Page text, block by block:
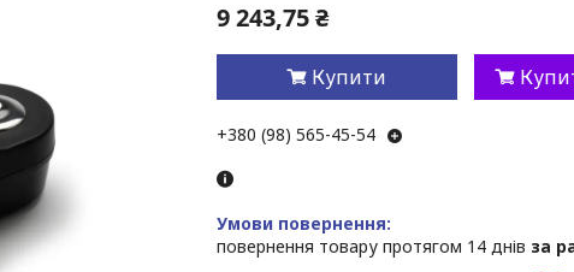
9 243,75 ₴
Купити
+380 (98) 565-45-54
повернення товару протягом 14 днів за